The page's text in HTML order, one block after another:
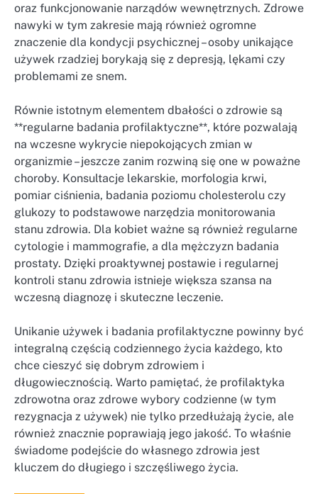
oraz funkcjonowanie narządów wewnętrznych. Zdrowe
nawyki w tym zakresie mają również ogromne
znaczenie dla kondycji psychicznej – osoby unikające
używek rzadziej borykają się z depresją, lękami czy
problemami ze snem.
Równie istotnym elementem dbałości o zdrowie są
**regularne badania profilaktyczne**, które pozwalają
na wczesne wykrycie niepokojących zmian w
organizmie – jeszcze zanim rozwiną się one w poważne
choroby. Konsultacje lekarskie, morfologia krwi,
pomiar ciśnienia, badania poziomu cholesterolu czy
glukozy to podstawowe narzędzia monitorowania
stanu zdrowia. Dla kobiet ważne są również regularne
cytologie i mammografie, a dla mężczyzn badania
prostaty. Dzięki proaktywnej postawie i regularnej
kontroli stanu zdrowia istnieje większa szansa na
wczesną diagnozę i skuteczne leczenie.
Unikanie używek i badania profilaktyczne powinny być
integralną częścią codziennego życia każdego, kto
chce cieszyć się dobrym zdrowiem i
długowiecznością. Warto pamiętać, że profilaktyka
zdrowotna oraz zdrowe wybory codzienne (w tym
rezygnacja z używek) nie tylko przedłużają życie, ale
również znacznie poprawiają jego jakość. To właśnie
świadome podejście do własnego zdrowia jest
kluczem do długiego i szczęśliwego życia.